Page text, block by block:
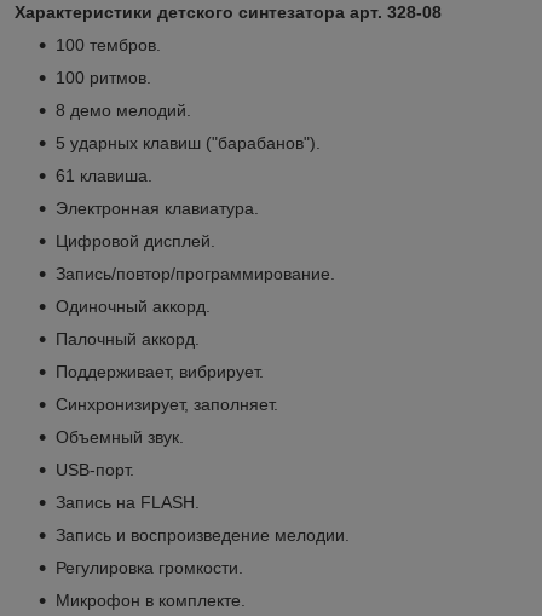
Характеристики детского синтезатора арт. 328-08
100 тембров.
100 ритмов.
8 демо мелодий.
5 ударных клавиш ("барабанов").
61 клавиша.
Электронная клавиатура.
Цифровой дисплей.
Запись/повтор/программирование.
Одиночный аккорд.
Палочный аккорд.
Поддерживает, вибрирует.
Синхронизирует, заполняет.
Объемный звук.
USB-порт.
Запись на FLASH.
Запись и воспроизведение мелодии.
Регулировка громкости.
Микрофон в комплекте.